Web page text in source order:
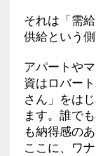
それは「需
供給という側
アパートや
資はロバー
さん」をは
ます。誰で
も納得感の
ここに、ワ